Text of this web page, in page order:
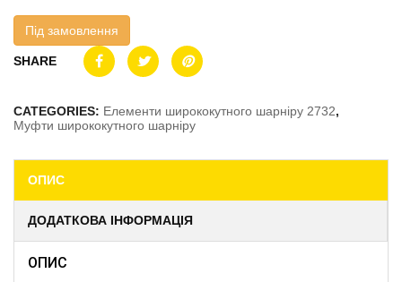
Під замовлення
SHARE
CATEGORIES: Елементи ширококутного шарніру 2732,
Муфти ширококутного шарніру
ОПИС
ДОДАТКОВА ІНФОРМАЦІЯ
ОПИС